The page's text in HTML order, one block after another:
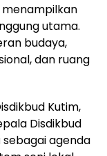
menampilkan
utama.
budaya,
dan ruang
Kutim,
Disdikbud
agenda